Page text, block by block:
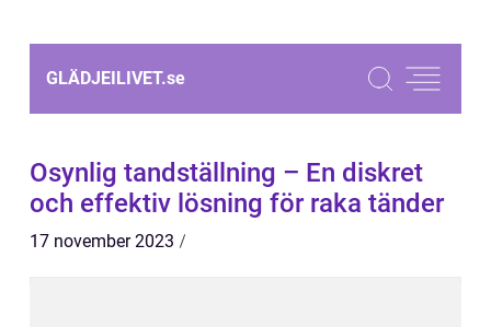
GLÄDJEILIVET.se
Osynlig tandställning – En diskret
och effektiv lösning för raka tänder
17 november 2023